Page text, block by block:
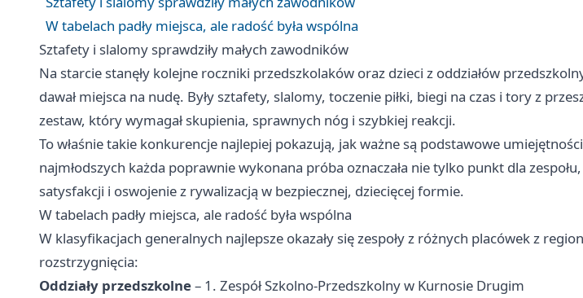
W tabelach padły miejsca, ale radość była wspólna
Sztafety i slalomy sprawdziły małych zawodników
Na starcie stanęły kolejne roczniki przedszkolaków oraz dzieci z oddziałów
dawał miejsca na nudę. Były sztafety, slalomy, toczenie piłki, biegi na czas i tory z
zestaw, który wymagał skupienia, sprawnych nóg i szybkiej reakcji.
To właśnie takie konkurencje najlepiej pokazują, jak ważne są podstawowe
najmłodszych każda poprawnie wykonana próba oznaczała nie tylko punkt dla
satysfakcji i oswojenie z rywalizacją w bezpiecznej, dziecięcej formie.
W tabelach padły miejsca, ale radość była wspólna
W klasyfikacjach generalnych najlepsze okazały się zespoły z różnych placówek z
rozstrzygnięcia:
Oddziały przedszkolne– 1. Zespół Szkolno-Przedszkolny w Kurnosie Drugim